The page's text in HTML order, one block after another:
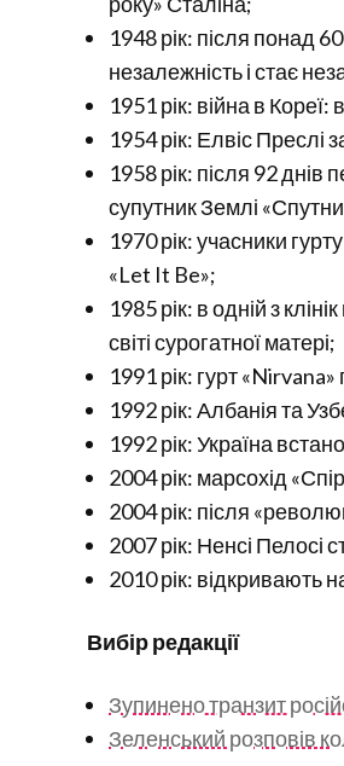
1948 рік: після понад
незалежність і стає
1951 рік: війна в
1954 рік: Елвіс Преслі
1958 рік: після 92
супутник Землі
1970 рік: учасники
«Let It Be»;
1985 рік: в одній з
світі сурогатної матері;
1991 рік: гурт
1992 рік: Албанія та
1992 рік: Україна
2004 рік: марсохід
2004 рік: після
2007 рік: Ненсі Пелосі
2010 рік: відкривають
Вибір редакції
Зупинено транзит
Зеленський розповів